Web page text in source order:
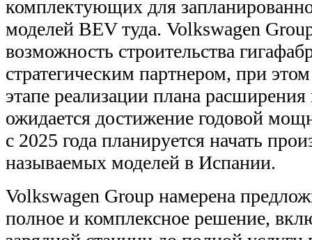
комплектующих для
моделей BEV туда. Volkswagen
возможность строительства
стратегическим партнером, при
этапе реализации плана расширения
ожидается достижение годовой
с 2025 года планируется начать
называемых моделей в Испании.
Volkswagen Group намерена
полное и комплексное решение,